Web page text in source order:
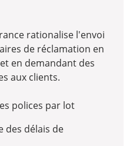
rationalise l'envoi
de réclamation en
en demandant des
aux clients.
polices par lot
des délais de